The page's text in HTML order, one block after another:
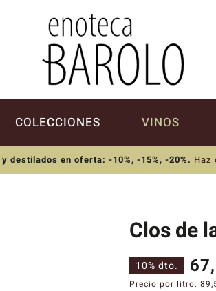
COLECCIONES VINOS
destilados en oferta: -10%, -15%, -20%. Haz
Clos de
10% dto.
Precio por litro: